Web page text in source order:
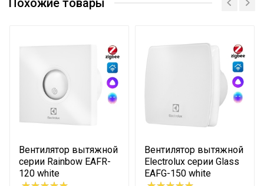
Макс.
мобильного приложения
по Wi-Fi
Да
Вес товара с упаковкой
(брутто)
помощью распорных
лапок
Да
Форма корпуса
Квадратная
Вентилятор вытяжной
серии Rainbow EAFR-
120 white
Вентилятор вытяжной
Electrolux серии Glass
EAFG-150 white